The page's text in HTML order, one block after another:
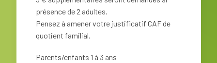
présence de 2 adultes.
Pensez à amener votre justificatif CAF de
quotient familial.
Parents/enfants 1 à 3 ans